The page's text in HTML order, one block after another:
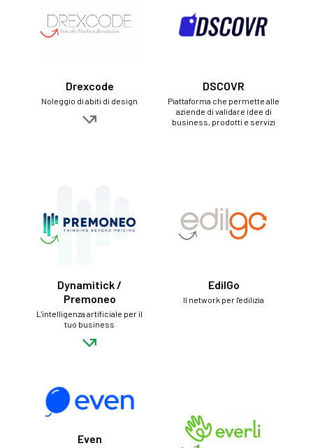
Drexcode
Noleggio di abiti di design
DSCOVR
Piattaforma che permette alle
aziende di validare idee di
business, prodotti e servizi
Dynamitick /
Premoneo
L'intelligenza artificiale per il
tuo business
EdilGo
Il network per l'edilizia
Even